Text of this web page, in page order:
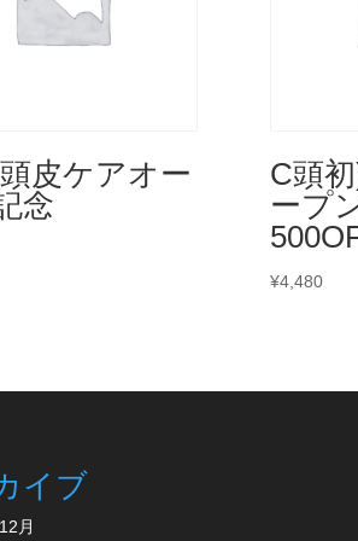
皮ケアオー
念
C頭
ープ
¥4,480
イブ
月